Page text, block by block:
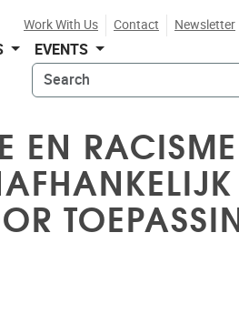
Work With Us Contact Newsletter
EVENTS
Search
EN